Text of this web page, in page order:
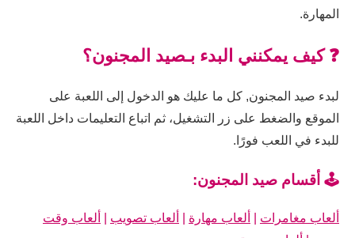
المهارة.
❓ كيف يمكنني البدء بـصيد المجنون؟
لبدء صيد المجنون, كل ما عليك هو الدخول إلى اللعبة على
الموقع والضغط على زر التشغيل، ثم اتباع التعليمات داخل اللعبة
للبدء في اللعب فورًا.
🕹️ أقسام صيد المجنون:
ألعاب مغامرات ألعاب مهارة ألعاب تصويب
ألعاب وقت